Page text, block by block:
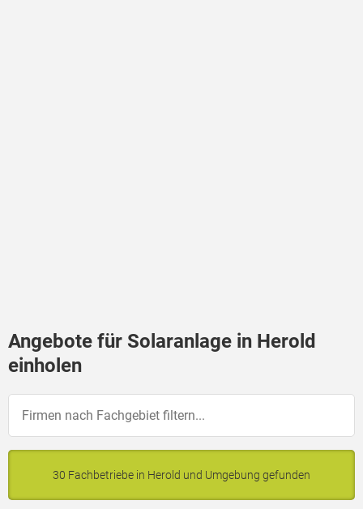
Angebote für Solaranlage in Herold
einholen
30 Fachbetriebe in Herold und Umgebung gefunden